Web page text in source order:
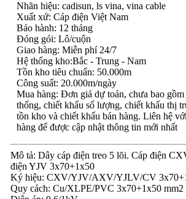
Nhãn hiệu: cadisun, ls vina, vina cable
Xuất xứ: Cáp điện Việt Nam
Bảo hành: 12 tháng
Đóng gói: Lô/cuộn
Giao hàng: Miễn phí 24/7
Hệ thống kho:Bắc - Trung - Nam
Tồn kho tiêu chuẩn: 50.000m
Công suất: 20.000m/ngày
Mua hàng: Đơn giá dự toán, chưa bao
thống, chiết khấu số lượng, chiết khấu thị
tồn kho và chiết khấu bán hàng. Liên hệ
hàng để được cập nhật thông tin mới nhất
Mô tả: Dây cáp điện treo 5 lõi. Cáp điện
điện YJV 3x70+1x50
Ký hiệu: CXV/YJV/AXV/YJLV/CV
Quy cách: Cu/XLPE/PVC 3x70+1x50 mm2